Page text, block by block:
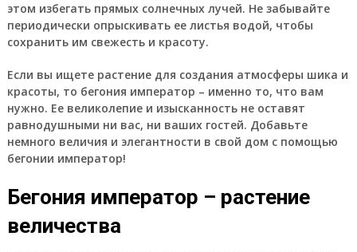
этом избегать прямых солнечных лучей. Не забывайте
периодически опрыскивать ее листья водой, чтобы
сохранить им свежесть и красоту.
Если вы ищете растение для создания атмосферы шика и
красоты, то бегония император – именно то, что вам
нужно. Ее великолепие и изысканность не оставят
равнодушными ни вас, ни ваших гостей. Добавьте
немного величия и элегантности в свой дом с помощью
бегонии император!
Бегония император – растение
величества